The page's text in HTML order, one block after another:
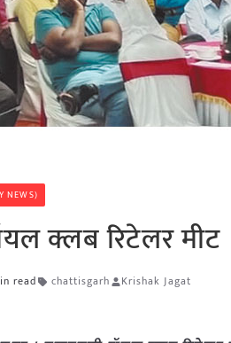
NEWS)
क्लब रिटेलर मीट
read chattisgarh Krishak Jagat